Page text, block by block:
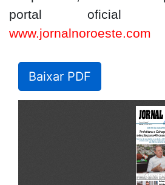
portal oficial
www.jornalnoroeste.com
Baixar PDF